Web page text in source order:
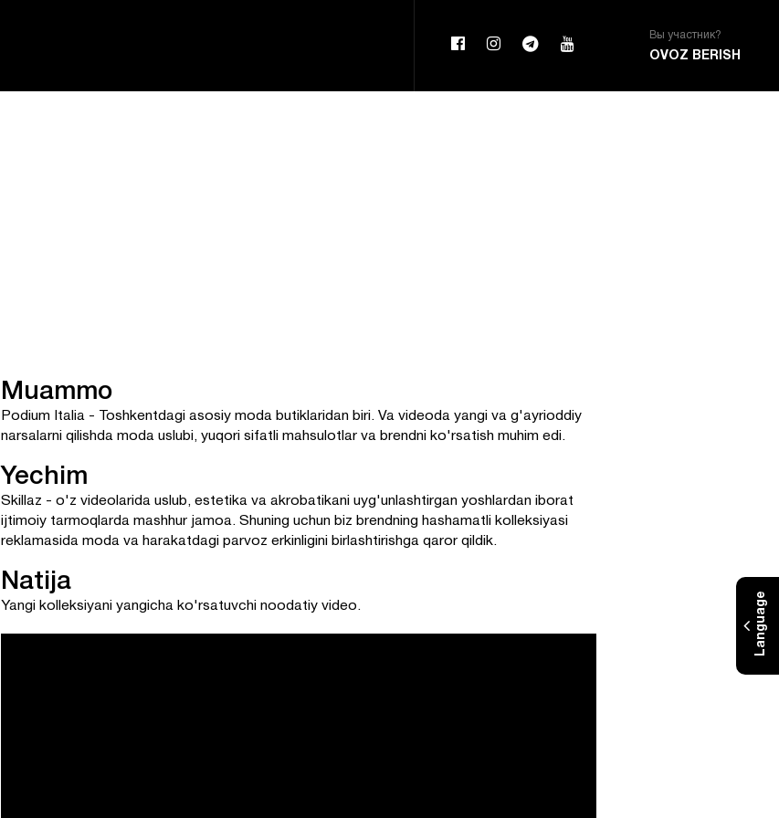
Вы участник?
OVOZ BERISH
Language
Muammo
Podium Italia - Toshkentdagi asosiy moda butiklaridan biri. Va videoda yangi va g'ayrioddiy
narsalarni qilishda moda uslubi, yuqori sifatli mahsulotlar va brendni ko'rsatish muhim edi.
Yechim
Skillaz - o'z videolarida uslub, estetika va akrobatikani uyg'unlashtirgan yoshlardan iborat
ijtimoiy tarmoqlarda mashhur jamoa. Shuning uchun biz brendning hashamatli kolleksiyasi
reklamasida moda va harakatdagi parvoz erkinligini birlashtirishga qaror qildik.
Natija
Yangi kolleksiyani yangicha ko'rsatuvchi noodatiy video.